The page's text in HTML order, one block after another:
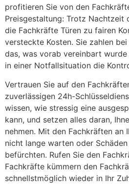
profitieren Sie von den
Preisgestaltung: Trotz Nachtzeit
die Fachkräfte Türen zu fairen
versteckte Kosten. Sie zahlen
das, was vorab vereinbart
in einer Notfallsituation die
Vertrauen Sie auf den
zuverlässigen 24h-
wissen, wie stressig eine
kann, und setzen alles daran,
nehmen. Mit den Fachkräften an
nicht lange warten oder
befürchten. Rufen Sie den
Fachkräfte kümmern den
schnellstmöglich wieder in Ihr